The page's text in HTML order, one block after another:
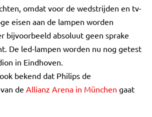
omdat voor de wedstrijden en tv-
eisen aan de lampen worden
bijvoorbeeld absoluut geen sprake
De led-lampen worden nu nog getest
in Eindhoven.
bekend dat Philips de
de Allianz Arena in München gaat